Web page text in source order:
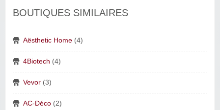
BOUTIQUES SIMILAIRES
Aësthetic Home (4)
4Biotech (4)
Vevor (3)
AC-Déco (2)